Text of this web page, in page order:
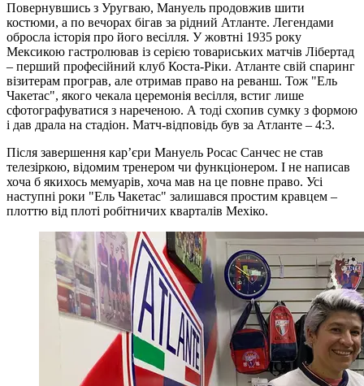
Повернувшись з Уругваю, Мануель продовжив шити
костюми, а по вечорах бігав за рідний Атланте. Легендами
обросла історія про його весілля. У жовтні 1935 року
Мексикою гастролював із серією товариських матчів Лібертад
– перший професійний клуб Коста-Ріки. Атланте свій спаринг
візитерам програв, але отримав право на реванш. Тож "Ель
Чакетас", якого чекала церемонія весілля, встиг лише
сфотографуватися з нареченою. А тоді схопив сумку з формою
і дав драла на стадіон. Матч-відповідь був за Атланте – 4:3.
Після завершення кар’єри Мануель Росас Санчес не став
телезіркою, відомим тренером чи функціонером. І не написав
хоча б якихось мемуарів, хоча мав на це повне право. Усі
наступні роки "Ель Чакетас" залишався простим кравцем –
плоттю від плоті робітничих кварталів Мехіко.